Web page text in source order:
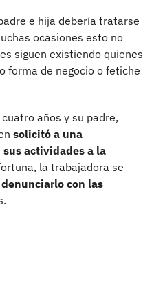
e hija debería tratarse
ocasiones esto no
siguen existiendo quienes
forma de negocio o fetiche
años y su padre,
solicitó a una
actividades a la
la trabajadora se
con las